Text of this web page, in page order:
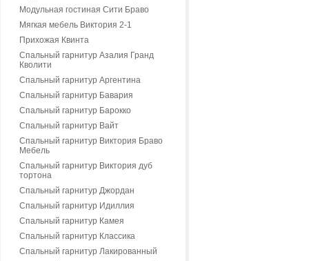
Модульная гостиная Сити Браво
Мягкая мебель Виктория 2-1
Прихожая Квинта
Спальный гарнитур Азалия Гранд
Кволити
Спальный гарнитур Аргентина
Спальный гарнитур Бавария
Спальный гарнитур Барокко
Спальный гарнитур Вайт
Спальный гарнитур Виктория Браво
Мебель
Спальный гарнитур Виктория дуб
тортона
Спальный гарнитур Джордан
Спальный гарнитур Идиллия
Спальный гарнитур Камея
Спальный гарнитур Классика
Спальный гарнитур Лакированный